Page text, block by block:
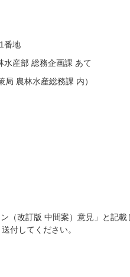
番地
産部 総務企画課 あて
農林水産総務課 内）
（改訂版 中間案）意見」と記
付してください。